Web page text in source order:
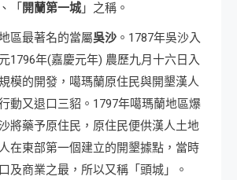
「 開蘭第一城」之稱。
區最著名的當屬吳沙 。1787年吳沙入
1796年(嘉慶元年) 農歷九月十六日入
模的開發，噶瑪蘭原住民與開墾漢人
動又退口三貂。1797年噶瑪蘭地區爆
將藥予原住民，原住民便供漢人土地
在東部第一個建立的開墾據點，當時
及商業之最，所以又稱「頭城」。